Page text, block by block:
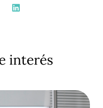
interés